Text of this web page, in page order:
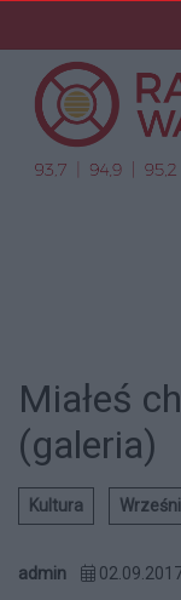
Miałeś
(galeria)
Kultura
admin